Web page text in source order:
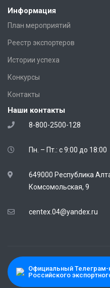
Информация
План мероприятий
Реестр экспортеров
Истории успеха
Конкурсы
Контакты
Наши контакты
8-800-2500-128
Пн. – Пт.: с 9:00 до 18:00
649000 Республика
Комсомольская, 9
centex.04@yandex.ru
Официальный Телеграм-
Российского